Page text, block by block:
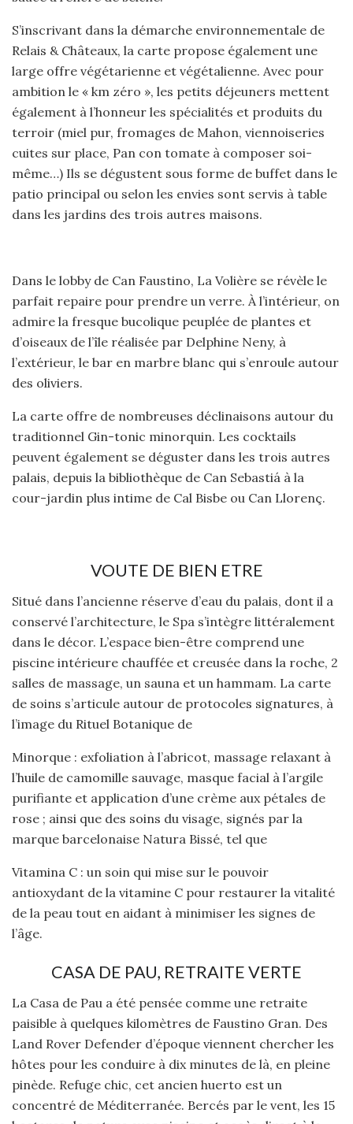
S’inscrivant dans la démarche environnementale de
Relais & Châteaux, la carte propose également une
large offre végétarienne et végétalienne. Avec pour
ambition le « km zéro », les petits déjeuners mettent
également à l’honneur les spécialités et produits du
terroir (miel pur, fromages de Mahon, viennoiseries
cuites sur place, Pan con tomate à composer soi-
même…) Ils se dégustent sous forme de buffet dans le
patio principal ou selon les envies sont servis à table
dans les jardins des trois autres maisons.
Dans le lobby de Can Faustino, La Volière se révèle le
parfait repaire pour prendre un verre. À l’intérieur, on
admire la fresque bucolique peuplée de plantes et
d’oiseaux de l’île réalisée par Delphine Neny, à
l’extérieur, le bar en marbre blanc qui s’enroule autour
des oliviers.
La carte offre de nombreuses déclinaisons autour du
traditionnel Gin-tonic minorquin. Les cocktails
peuvent également se déguster dans les trois autres
palais, depuis la bibliothèque de Can Sebastiá à la
cour-jardin plus intime de Cal Bisbe ou Can Llorenç.
VOUTE DE BIEN ETRE
Situé dans l’ancienne réserve d’eau du palais, dont il a
conservé l’architecture, le Spa s’intègre littéralement
dans le décor. L’espace bien-être comprend une
piscine intérieure chauffée et creusée dans la roche, 2
salles de massage, un sauna et un hammam. La carte
de soins s’articule autour de protocoles signatures, à
l’image du Rituel Botanique de
Minorque : exfoliation à l’abricot, massage relaxant à
l’huile de camomille sauvage, masque facial à l’argile
purifiante et application d’une crème aux pétales de
rose ; ainsi que des soins du visage, signés par la
marque barcelonaise Natura Bissé, tel que
Vitamina C : un soin qui mise sur le pouvoir
antioxydant de la vitamine C pour restaurer la vitalité
de la peau tout en aidant à minimiser les signes de
l’âge.
CASA DE PAU, RETRAITE VERTE
La Casa de Pau a été pensée comme une retraite
paisible à quelques kilomètres de Faustino Gran. Des
Land Rover Defender d’époque viennent chercher les
hôtes pour les conduire à dix minutes de là, en pleine
pinède. Refuge chic, cet ancien huerto est un
concentré de Méditerranée. Bercés par le vent, les 15